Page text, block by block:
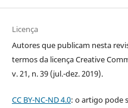
Licença
Autores que publicam nesta
termos da licença Creative
v. 21, n. 39 (jul.-dez. 2019).
CC BY-NC-ND 4.0: o artigo pode